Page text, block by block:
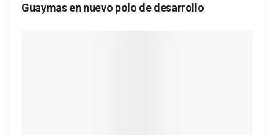
Guaymas en nuevo polo de desarrollo